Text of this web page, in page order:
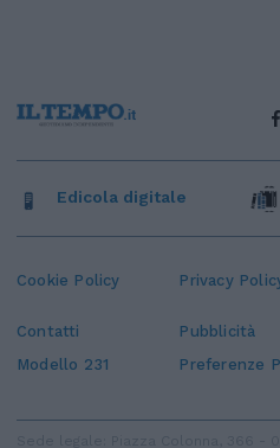
Cookie Policy Privacy
Contatti Pubblicità
Modello 231
Preferenze
Edicola digitale